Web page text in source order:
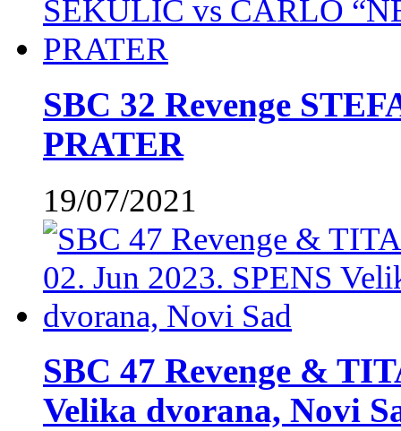
SBC 32 Revenge
PRATER
19/07/2021
SBC 47 Revenge &
Velika dvorana, Novi